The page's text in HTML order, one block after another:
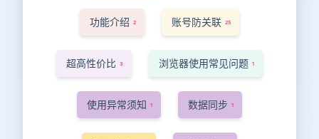
功能介绍 2 账号防关联 25
超高性价比 3 浏览器使用常见问题 1
使用异常须知 1 数据同步 1